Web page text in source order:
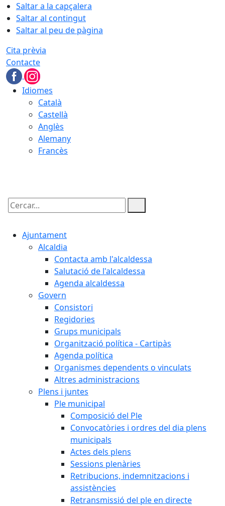
Saltar a la capçalera
Saltar al contingut
Saltar al peu de pàgina
Cita prèvia
Contacte
Idiomes
Català
Castellà
Anglès
Alemany
Francès
Cercar:
Ajuntament
Alcaldia
Contacta amb l'alcaldessa
Salutació de l'alcaldessa
Agenda alcaldessa
Govern
Consistori
Regidories
Grups municipals
Organització política - Cartipàs
Agenda política
Organismes dependents o vinculats
Altres administracions
Plens i juntes
Ple municipal
Composició del Ple
Convocatòries i ordres del dia plens
municipals
Actes dels plens
Sessions plenàries
Retribucions, indemnitzacions i
assistències
Retransmissió del ple en directe